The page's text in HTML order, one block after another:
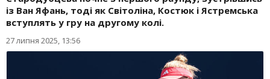
із Ван Яфань, тоді як Світоліна, Костюк і Ястремська
вступлять у гру на другому колі.
27 липня 2025, 13:56